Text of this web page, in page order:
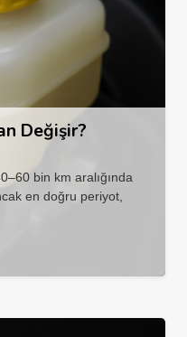
Değişir?
bin km aralığında
en doğru periyot,